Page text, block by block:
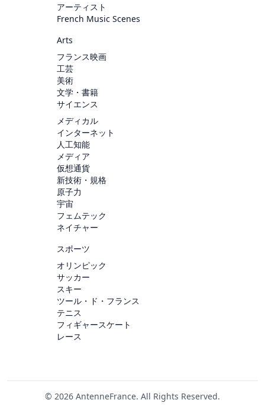
アーティスト
French Music Scenes
Arts
フランス映画
工芸
美術
文学・書籍
サイエンス
メディカル
インターネット
人工知能
メディア
仮想通貨
新技術・規格
原子力
宇宙
フェムテック
ネイチャー
スポーツ
オリンピック
サッカー
スキー
ツール・ド・フランス
テニス
フィギャースケート
レース
© 2026 AntenneFrance. All Rights Reserved.